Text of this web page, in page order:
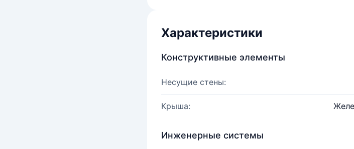
Характеристики
Конструктивные элементы
Несущие стены:
Крыша:
Инженерные системы